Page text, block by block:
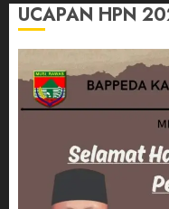
UCAPAN HPN